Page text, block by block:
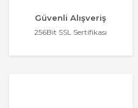
Güvenli Alışveriş
256Bit SSL Sertifikası